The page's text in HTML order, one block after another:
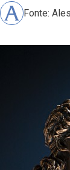
Fonte: